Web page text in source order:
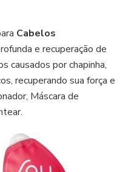
Cabelos
e recuperação de
causados por chapinha,
recuperando sua força e
Máscara de